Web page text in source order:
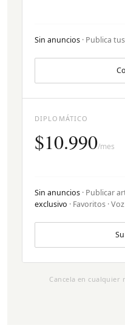
Sin anuncios · Publica
DIPLOMÁTICO
$10.990/mes
Sin anuncios · Publicar
exclusivo · Favoritos ·
Cancela en cualquier